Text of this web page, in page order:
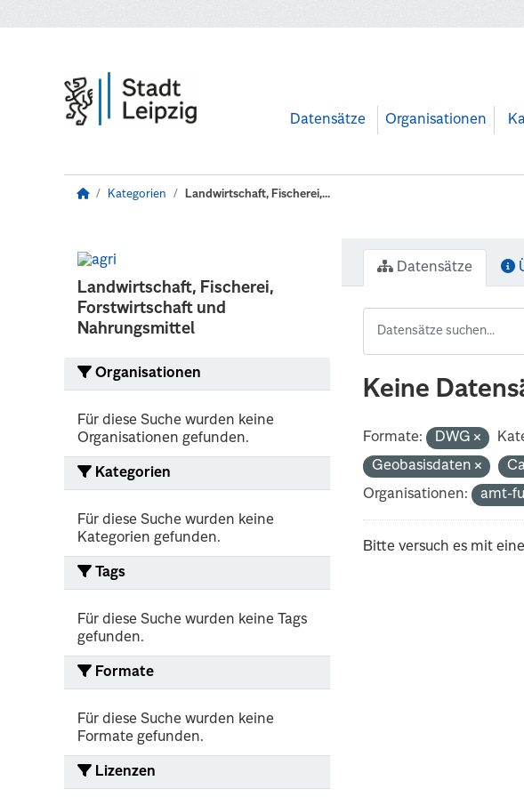
Datensätze Organisationen
Kategorien Landwirtschaft, Fischerei,...
Landwirtschaft, Fischerei,
Forstwirtschaft und
Nahrungsmittel
Organisationen
Für diese Suche wurden keine
Organisationen gefunden.
Kategorien
Für diese Suche wurden keine
Kategorien gefunden.
Tags
Für diese Suche wurden keine Tags
gefunden.
Formate
Für diese Suche wurden keine
Formate gefunden.
Lizenzen
Datensätze
Keine
Formate: DWG
Geobasisdaten
Organisationen:
amt-
Bitte versuch es mit